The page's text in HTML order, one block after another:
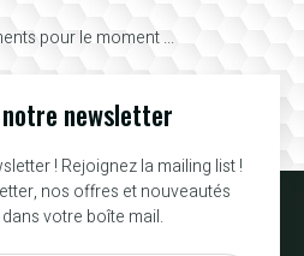
pour le moment ...
newsletter
! Rejoignez la mailing list !
nos offres et nouveautés
votre boîte mail.